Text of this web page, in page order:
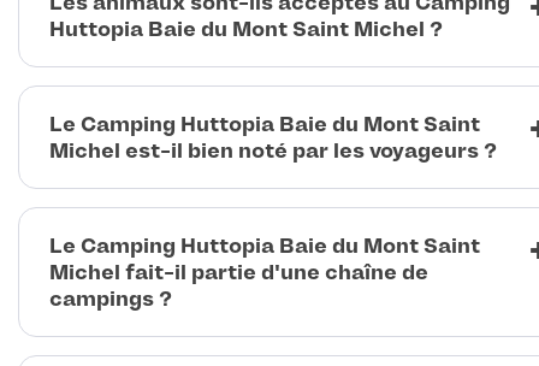
Huttopia Baie du Mont Saint Michel ?
Le Camping Huttopia Baie du Mont Saint
Michel est-il bien noté par les voyageurs ?
Le Camping Huttopia Baie du Mont Saint
Michel fait-il partie d'une chaîne de
campings ?